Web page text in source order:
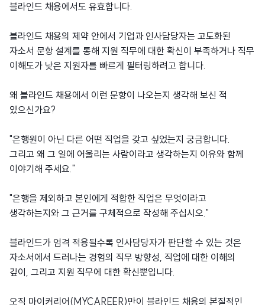
블라인드 채용에서도 유효합니다.
블라인드 채용의 제약 안에서 기업과 인사담당자는 고도화된
자소서 문항 설계를 통해 지원 직무에 대한 확신이 부족하거나 직무
이해도가 낮은 지원자를 빠르게 필터링하려고 합니다.
왜 블라인드 채용에서 이런 문항이 나오는지 생각해 보신 적
있으신가요?
"은행원이 아닌 다른 어떤 직업을 갖고 싶었는지 궁금합니다.
그리고 왜 그 일에 어울리는 사람이라고 생각하는지 이유와 함께
이야기해 주세요."
"은행을 제외하고 본인에게 적합한 직업은 무엇이라고
생각하는지와 그 근거를 구체적으로 작성해 주십시오."
블라인드가 엄격 적용될수록 인사담당자가 판단할 수 있는 것은
자소서에서 드러나는 경험의 직무 방향성, 직업에 대한 이해의
깊이, 그리고 지원 직무에 대한 확신뿐입니다.
오직 마이커리어(MYCAREER)만이 블라인드 채용의 본질적인